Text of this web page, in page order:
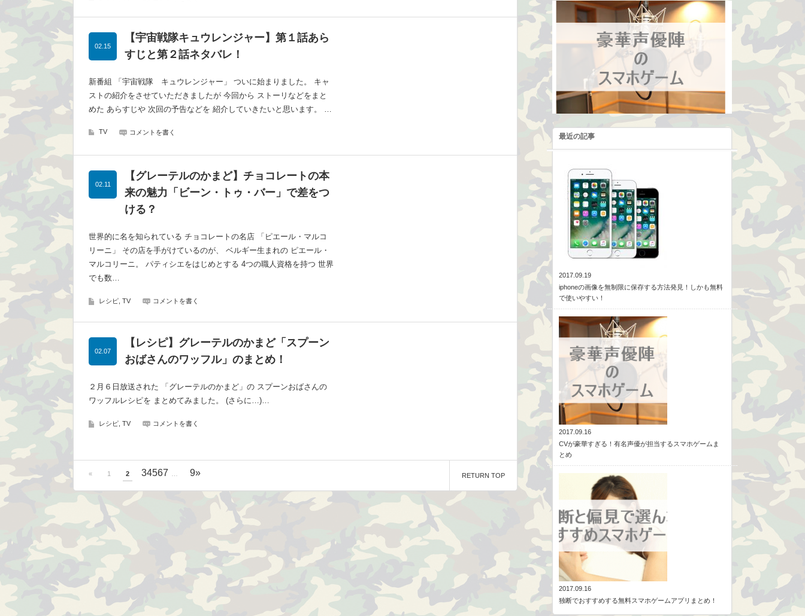
【宇宙戦隊キュウレンジャー】第１話あら
すじと第２話ネタバレ！
02.15
新番組 「宇宙戦隊 キュウレンジャー」 ついに始まりました。 キャ
ストの紹介をさせていただきましたが 今回から ストーリなどをまと
めた あらすじや 次回の予告などを 紹介していきたいと思います。 …
TV コメントを書く
【グレーテルのかまど】チョコレートの本
来の魅力「ビーン・トゥ・バー」で差をつ
ける？
02.11
世界的に名を知られている チョコレートの名店 「ピエール・マルコ
リーニ」 その店を手がけているのが、 ベルギー生まれの ピエール・
マルコリーニ。 パティシエをはじめとする 4つの職人資格を持つ 世界
でも数…
レシピ, TV コメントを書く
【レシピ】グレーテルのかまど「スプーン
おばさんのワッフル」のまとめ！
02.07
２月６日放送された 「グレーテルのかまど」の スプーンおばさんの
ワッフルレシピを まとめてみました。 (さらに…)…
レシピ, TV コメントを書く
« 1 2 34567 9» RETURN TOP
最近の記事
2017.09.19
iphoneの画像を無制限に保存する方法発見！しかも無料
で使いやすい！
2017.09.16
CVが豪華すぎる！有名声優が担当するスマホゲームま
とめ
2017.09.16
独断でおすすめする無料スマホゲームアプリまとめ！